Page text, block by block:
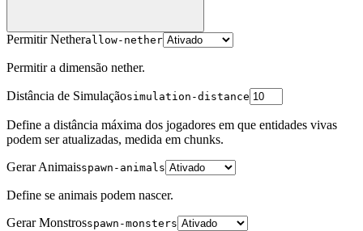
Permitir Netherallow-nether
Permitir a dimensão nether.
Distância de Simulaçãosimulation-distance
Define a distância máxima dos jogadores em que entidades vivas
podem ser atualizadas, medida em chunks.
Gerar Animaisspawn-animals
Define se animais podem nascer.
Gerar Monstrosspawn-monsters